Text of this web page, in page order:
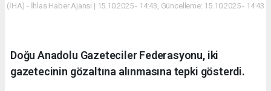
Yeni
(İHA) - İhlas Haber Ajansı | 15.10.2025 - 14:43, Güncelleme: 15.10.2025 - 14:43
Doğu Anadolu Gazeteciler Federasyonu, iki
gazetecinin gözaltına alınmasına tepki gösterdi.